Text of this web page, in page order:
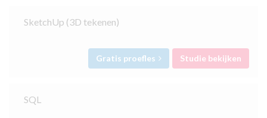
SketchUp (3D tekenen)
Gratis proefles Studie bekijken
SQL